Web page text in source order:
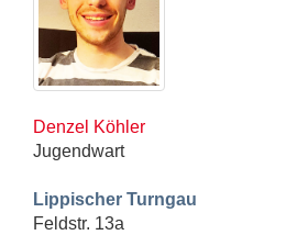
Denzel Köhler
Jugendwart
Lippischer Turngau
Feldstr. 13a